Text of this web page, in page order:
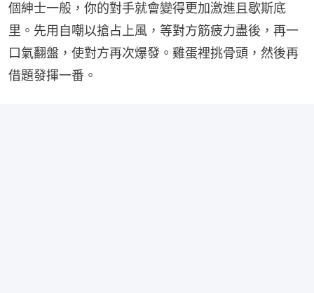
個紳士一般，你的對手就會變得更加激進且歇斯底
里。先用自嘲以搶占上風，等對方筋疲力盡後，再一
口氣翻盤，使對方再次爆發。雞蛋裡挑骨頭，然後再
借題發揮一番。